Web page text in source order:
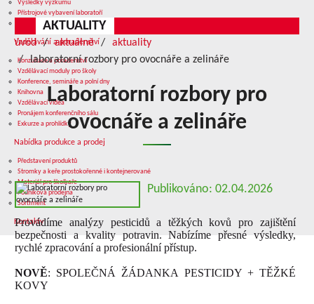
Výsledky výzkumu
Přístrojové vybavení laboratoří
Služby v oblasti výzkumu
Vzdělávání a poradenství
Konzultace a poradenství
Vzdělávací moduly pro školy
Konference, semináře a polní dny
Knihovna
Vzdělávací videa
Pronájem konferenčního sálu
Exkurze a prohlídky
Nabídka produkce a prodej
Představení produktů
Stromky a keře prostokořenné i kontejnerované
Materiál pro školkaře
Podniková prodejna
Sortiment
Kontakty
AKTUALITY
úvod aktuálně
aktuality
laboratorní rozbory pro ovocnáře a zelináře
Laboratorní rozbory pro
ovocnáře a zelináře
Publikováno: 02.04.2026
Provádíme analýzy pesticidů a těžkých kovů pro zajištění
bezpečnosti a kvality potravin. Nabízíme přesné výsledky,
rychlé zpracování a profesionální přístup.
NOVĚ: SPOLEČNÁ ŽÁDANKA PESTICIDY + TĚŽKÉ
KOVY